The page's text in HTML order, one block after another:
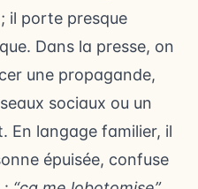
il porte presque
Dans la presse, on
une propagande,
sociaux ou un
En langage familier, il
épuisée, confuse